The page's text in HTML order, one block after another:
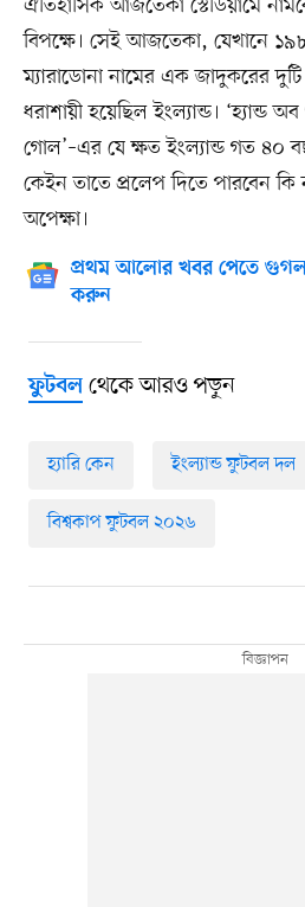
ঐতিহাসিক আজতেকা স্টেডিয়ামে
বিপক্ষে। সেই আজতেকা, যেখানে
ম্যারাডোনা নামের এক জাদুকরের
ধরাশায়ী হয়েছিল ইংল্যান্ড। ‘হ্যান্ড
গোল’–এর যে ক্ষত ইংল্যান্ড গত ৪০
কেইন তাতে প্রলেপ দিতে পারবেন
অপেক্ষা।
প্রথম আলোর খবর পেতে
করুন
ফুটবলথেকে আরও পড়ুন
হ্যারি কেন ইংল্যান্ড ফুটবল দল
বিশ্বকাপ ফুটবল ২০২৬